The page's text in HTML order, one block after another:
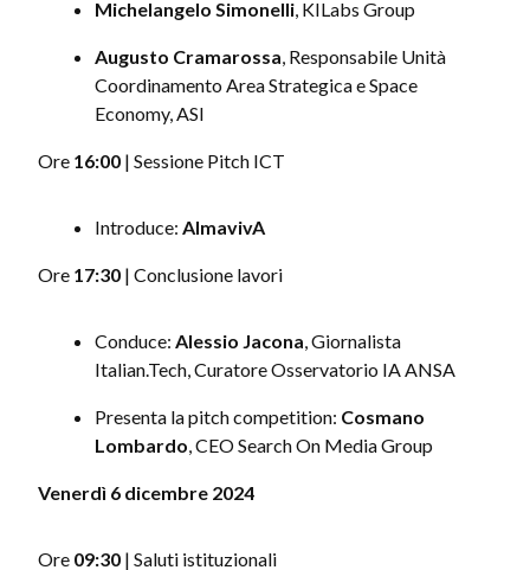
Michelangelo Simonelli , KILabs Group
Augusto Cramarossa , Responsabile Unità
Coordinamento Area Strategica e Space
Economy, ASI
Ore 16:00 | Sessione Pitch ICT
Introduce: AlmavivA
Ore 17:30 | Conclusione lavori
Conduce: Alessio Jacona , Giornalista
Italian.Tech, Curatore Osservatorio IA ANSA
Presenta la pitch competition: Cosmano
Lombardo , CEO Search On Media Group
Venerdì 6 dicembre 2024
Ore 09:30 | Saluti istituzionali